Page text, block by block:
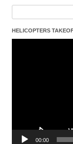
HELICOPTERS
00:00